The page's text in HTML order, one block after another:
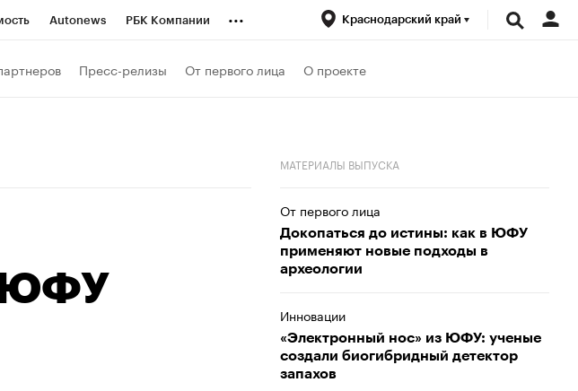
Autonews РБК Компании ... Краснодарский край
Пресс-релизы От первого лица О проекте
ЮФУ
МАТЕРИАЛЫ ВЫПУСКА
От первого лица
Докопаться до истины: как в ЮФУ
применяют новые подходы в
археологии
Инновации
«Электронный нос» из ЮФУ: ученые
создали биогибридный детектор
запахов